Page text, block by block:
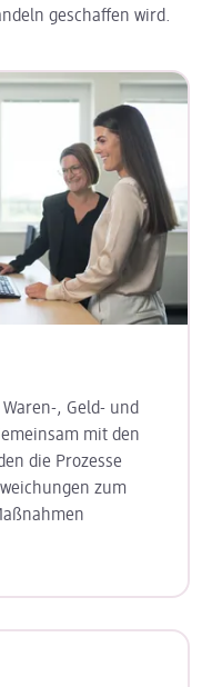
geschaffen wird.
, Geld- und
mit den
die Prozesse
zum